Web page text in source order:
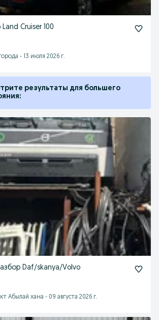
Cruiser 100
- 13 июля 2026 г.
результаты для большего
Daf/skanya/Volvo
Абылай хана - 09 августа 2026 г.